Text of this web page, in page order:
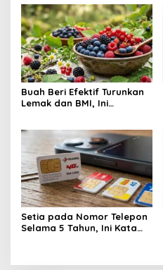
Buah Beri Efektif Turunkan
Lemak dan BMI, Ini
Setia pada Nomor Telepon
Selama 5 Tahun, Ini Kata